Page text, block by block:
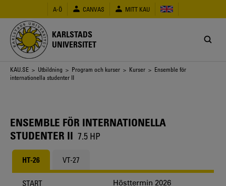
huvudinnehåll
A-Ö CANVAS MITT KAU
KARLSTADS
UNIVERSITET
Länkstig
KAU.SE > Utbildning > Program och kurser > Kurser > Ensemble för
internationella studenter II
ENSEMBLE FÖR INTERNATIONELLA
STUDENTER II 7.5 HP
HT-26 VT-27
START Hösttermin 2026